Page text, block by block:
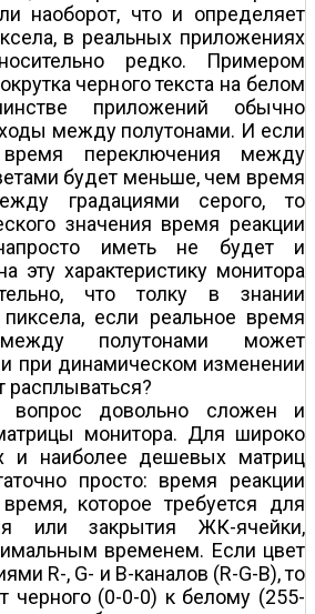
наоборот, что и определяет
в реальных приложениях
редко. Примером
черного текста на белом
приложений обычно
между полутонами. И если
переключения между
будет меньше, чем время
градациями серого, то
значения время реакции
напросто иметь не будет и
эту характеристику монитора
что толку в знании
если реальное время
полутонами может
при динамическом изменении
расплываться?
вопрос довольно сложен и
монитора. Для широко
и наиболее дешевых матриц
просто: время реакции
которое требуется для
или закрытия ЖК-ячейки,
временем. Если цвет
R-, G- и B-каналов (R-G-B), то
черного (0-0-0) к белому (255-